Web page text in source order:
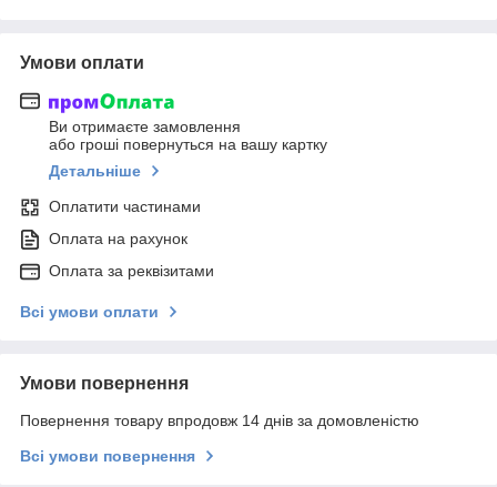
Умови оплати
Ви отримаєте замовлення
або гроші повернуться на вашу картку
Детальніше
Оплатити частинами
Оплата на рахунок
Оплата за реквізитами
Всі умови оплати
Умови повернення
Повернення товару впродовж 14 днів за домовленістю
Всі умови повернення